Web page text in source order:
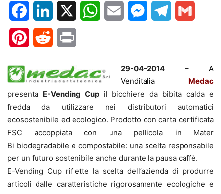
FacebookLinkedIn WhatsApp
Email MessengerTelegram
PinterestReddit
29-04-2014 –
A
Venditalia
Medac
presenta E-Vending Cup il bicchiere da bibita calda e
fredda da utilizzare nei distributori automatici
ecosostenibile ed ecologico. Prodotto con carta certificata
FSC accoppiata con una pellicola in Mater
Bi biodegradabile e compostabile: una scelta responsabile
per un futuro sostenibile anche durante la pausa caffè.
E-Vending Cup riflette la scelta dell’azienda di produrre
articoli dalle caratteristiche rigorosamente ecologiche e